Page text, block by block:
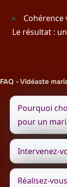
Le résultat :
FAQ - Vidéaste
Pourquoi
pour un
Intervenez-
Réalisez-